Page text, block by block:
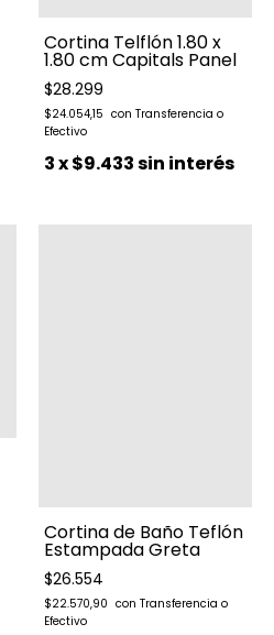
Cortina Telflón 1.80 x
1.80 cm Capitals Panel
$28.299
$24.054,15
3x$9.433sin interés
Cortina de Baño Teflón
Estampada Greta
$26.554
$22.570,90